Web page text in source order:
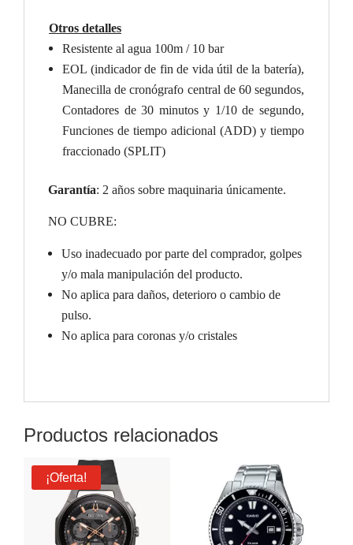
Otros detalles
Resistente al agua 100m / 10 bar
EOL (indicador de fin de vida útil de la batería),
Manecilla de cronógrafo central de 60 segundos,
Contadores de 30 minutos y 1/10 de segundo,
Funciones de tiempo adicional (ADD) y tiempo
fraccionado (SPLIT)
Garantía: 2 años sobre maquinaria únicamente.
NO CUBRE:
Uso inadecuado por parte del comprador, golpes
y/o mala manipulación del producto.
No aplica para daños, deterioro o cambio de
pulso.
No aplica para coronas y/o cristales
Productos relacionados
¡Oferta!